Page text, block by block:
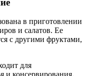
в приготовлении
и салатов. Ее
с другими фруктами,
для